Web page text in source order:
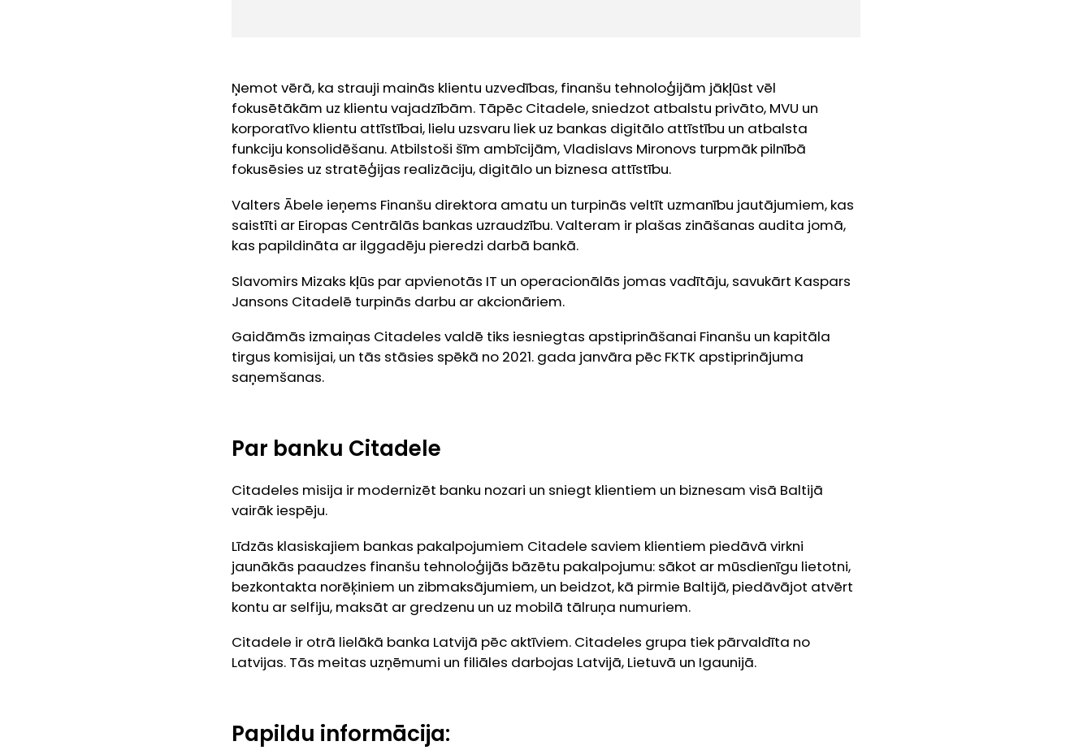
Ņemot vērā, ka strauji mainās klientu uzvedības, finanšu tehnoloģijām jākļūst vēl
fokusētākām uz klientu vajadzībām. Tāpēc Citadele, sniedzot atbalstu privāto, MVU un
korporatīvo klientu attīstībai, lielu uzsvaru liek uz bankas digitālo attīstību un atbalsta
funkciju konsolidēšanu. Atbilstoši šīm ambīcijām, Vladislavs Mironovs turpmāk pilnībā
fokusēsies uz stratēģijas realizāciju, digitālo un biznesa attīstību.
Valters Ābele ieņems Finanšu direktora amatu un turpinās veltīt uzmanību jautājumiem, kas
saistīti ar Eiropas Centrālās bankas uzraudzību. Valteram ir plašas zināšanas audita jomā,
kas papildināta ar ilggadēju pieredzi darbā bankā.
Slavomirs Mizaks kļūs par apvienotās IT un operacionālās jomas vadītāju, savukārt Kaspars
Jansons Citadelē turpinās darbu ar akcionāriem.
Gaidāmās izmaiņas Citadeles valdē tiks iesniegtas apstiprināšanai Finanšu un kapitāla
tirgus komisijai, un tās stāsies spēkā no 2021. gada janvāra pēc FKTK apstiprinājuma
saņemšanas.
Par banku Citadele
Citadeles misija ir modernizēt banku nozari un sniegt klientiem un biznesam visā Baltijā
vairāk iespēju.
Līdzās klasiskajiem bankas pakalpojumiem Citadele saviem klientiem piedāvā virkni
jaunākās paaudzes finanšu tehnoloģijās bāzētu pakalpojumu: sākot ar mūsdienīgu lietotni,
bezkontakta norēķiniem un zibmaksājumiem, un beidzot, kā pirmie Baltijā, piedāvājot atvērt
kontu ar selfiju, maksāt ar gredzenu un uz mobilā tālruņa numuriem.
Citadele ir otrā lielākā banka Latvijā pēc aktīviem. Citadeles grupa tiek pārvaldīta no
Latvijas. Tās meitas uzņēmumi un filiāles darbojas Latvijā, Lietuvā un Igaunijā.
Papildu informācija: